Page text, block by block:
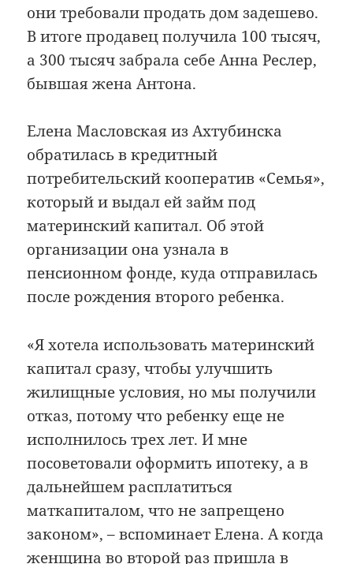
они требовали продать дом задешево.
В итоге продавец получила 100 тысяч,
а 300 тысяч забрала себе Анна Реслер,
бывшая жена Антона.
Елена Масловская из Ахтубинска
обратилась в кредитный
потребительский кооператив «Семья»,
который и выдал ей займ под
материнский капитал. Об этой
организации она узнала в
пенсионном фонде, куда отправилась
после рождения второго ребенка.
«Я хотела использовать материнский
капитал сразу, чтобы улучшить
жилищные условия, но мы получили
отказ, потому что ребенку еще не
исполнилось трех лет. И мне
посоветовали оформить ипотеку, а в
дальнейшем расплатиться
маткапиталом, что не запрещено
законом», – вспоминает Елена. А когда
женщина во второй раз пришла в